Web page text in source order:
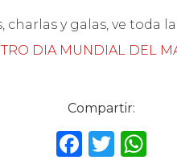
charlas y galas, ve toda
DIA MUNDIAL DEL
Compartir:
F T W